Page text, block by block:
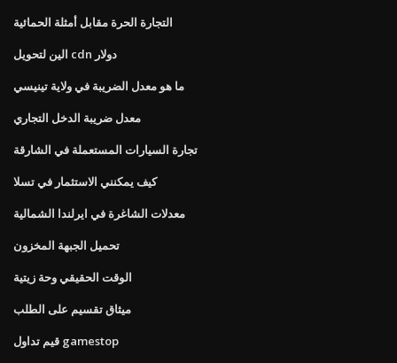
التجارة الحرة مقابل أمثلة الحمائية
الين لتحويل cdn دولار
ما هو معدل الضريبة في ولاية تينيسي
معدل ضريبة الدخل التجاري
تجارة السيارات المستعملة في الشارقة
كيف يمكنني الاستثمار في تسلا
معدلات الشاغرة في ايرلندا الشمالية
تحميل الجبهة المخزون
الوقت الحقيقي وحة زيتية
ميثاق تقسيم على الطلب
قيم تداول gamestop